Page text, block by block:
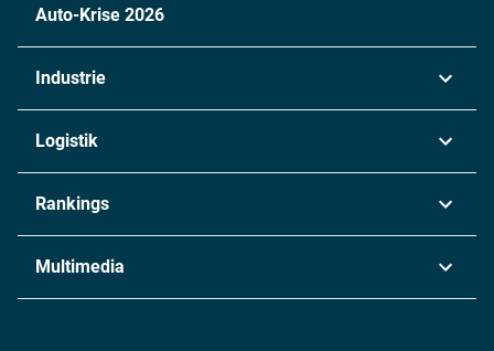
Auto-Krise 2026
Industrie
Chemie
Metall
Energie
Logistik
Rankings
Multimedia